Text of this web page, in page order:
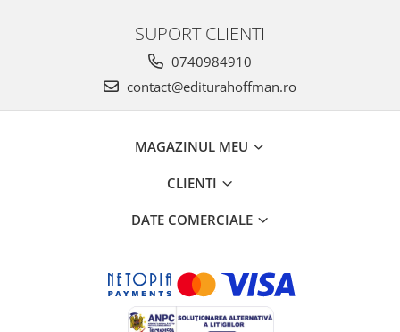
SUPORT CLIENTI
0740984910
contact@editurahoffman.ro
MAGAZINUL MEU
CLIENTI
DATE COMERCIALE